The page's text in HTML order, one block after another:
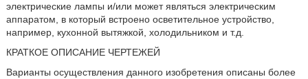
электрические лампы и/или может являться электрическим
аппаратом, в который встроено осветительное устройство,
например, кухонной вытяжкой, холодильником и т.д.
КРАТКОЕ ОПИСАНИЕ ЧЕРТЕЖЕЙ
Варианты осуществления данного изобретения описаны более